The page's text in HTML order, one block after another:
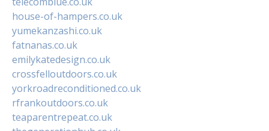
house-of-hampers.co.uk
yumekanzashi.co.uk
fatnanas.co.uk
emilykatedesign.co.uk
crossfelloutdoors.co.uk
yorkroadreconditioned.co.uk
rfrankoutdoors.co.uk
teaparentrepeat.co.uk